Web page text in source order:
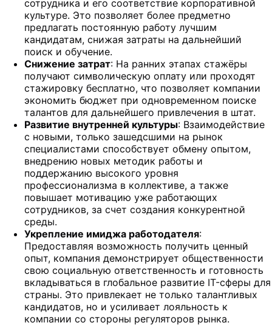
сотрудника и его соответствие корпоративной
культуре. Это позволяет более предметно
предлагать постоянную работу лучшим
кандидатам, снижая затраты на дальнейший
поиск и обучение.
Снижение затрат: На ранних этапах стажёры
получают символическую оплату или проходят
стажировку бесплатно, что позволяет компании
экономить бюджет при одновременном поиске
талантов для дальнейшего привлечения в штат.
Развитие внутренней культуры: Взаимодействие
с новыми, только зашедсшими на рынок
специалистами способствует обмену опытом,
внедрению новых методик работы и
поддержанию высокого уровня
профессионализма в коллективе, а также
повышает мотивацию уже работающих
сотрудников, за счет создания конкурентной
среды.
Укрепление имиджа работодателя:
Предоставляя возможность получить ценный
опыт, компания демонстрирует общественности
свою социальную ответственность и готовность
вкладываться в глобальное развитие IT-сферы для
страны. Это привлекает не только талантливых
кандидатов, но и усиливает лояльность к
компании со стороны регуляторов рынка.